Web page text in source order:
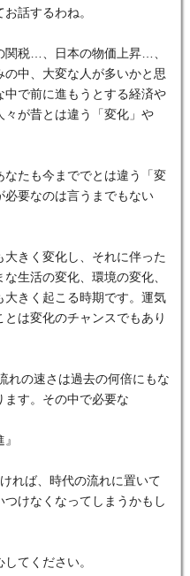
話するわね。
関税…、日本の物価上昇…、
の中、大変な人が多いかと思
中で前に進もうとする経済や
々が昔とは違う「変化」や
なたも今まででとは違う「変
必要なのは言うまでもない
大きく変化し、それに伴った
生活の変化、環境の変化、
大きく起こる時期です。運気
とは変化のチャンスでもあり
れの速さは過去の何倍にもな
ます。その中で必要な
れば、時代の流れに置いて
つけなくなってしまうかもし
てください。